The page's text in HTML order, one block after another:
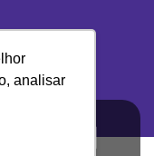
analisar